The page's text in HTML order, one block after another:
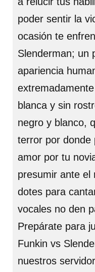
poder sentir la
ocasión te
Slenderman; un
apariencia
blanca y sin
negro y blanco,
terror por donde
amor por tu
presumir ante el
dotes para
vocales no den
Prepárate para
Funkin vs
nuestros